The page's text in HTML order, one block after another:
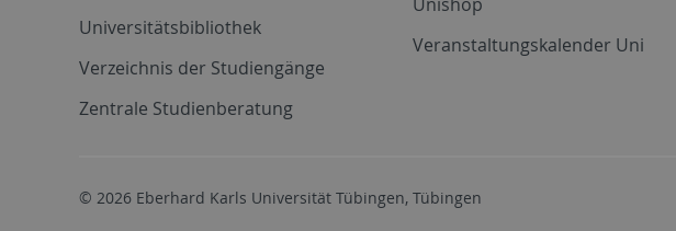
Universitätsbibliothek
Verzeichnis der Studiengänge
Zentrale Studienberatung
Veranstaltungskalender Uni
© 2026 Eberhard Karls Universität Tübingen, Tübingen